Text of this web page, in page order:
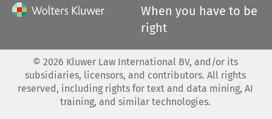
When you have to be
right
© 2026 Kluwer Law International BV, and/or its
subsidiaries, licensors, and contributors. All rights
reserved, including rights for text and data mining, AI
training, and similar technologies.